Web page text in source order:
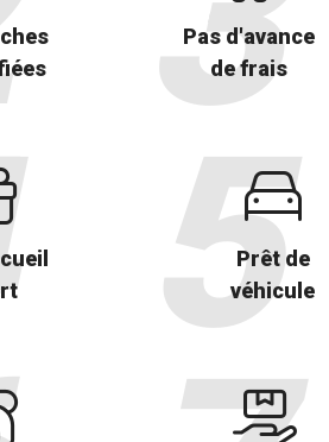
Pas d'avance
de frais
Prêt de
véhicule